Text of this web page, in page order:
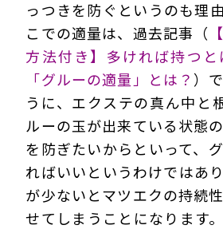
っつきを防ぐというのも理
こでの適量は、過去記事（
方法付き】多ければ持つと
「グルーの適量」とは？ ）
うに、エクステの真ん中と
ルーの玉が出来ている状態
を防ぎたいからといって、
ればいいというわけではあ
が少ないとマツエクの持続
せてしまうことになります